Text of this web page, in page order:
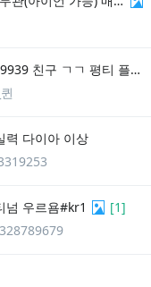
롤 내전 상대팀 구합니다. 통신보안#9939 친구 ㄱㄱ 평티 플레 에메
력 다이아 이상
넘 우르욤#kr1 [1]